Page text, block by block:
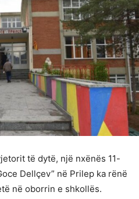
të dytë, një nxënës 11-
Dellçev” në Prilep ka rënë
në oborrin e shkollës.